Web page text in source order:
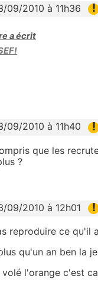
09/2010 à 11h36 !
a écrit
09/2010 à 11h40 !
que les
?
09/2010 à 12h01 !
reproduire ce qu'il
qu'un an ben la
volé l'orange c'est